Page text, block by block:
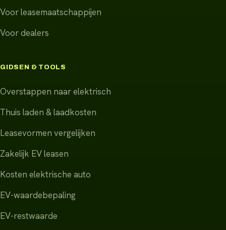
Voor leasemaatschappijen
Voor dealers
GIDSEN & TOOLS
Overstappen naar elektrisch
Thuis laden & laadkosten
Leasevormen vergelijken
Zakelijk EV leasen
Kosten elektrische auto
EV-waardebepaling
EV-restwaarde